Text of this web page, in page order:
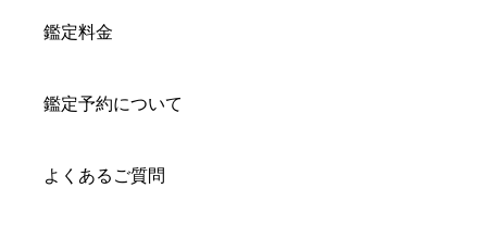
鑑定料金
鑑定予約について
よくあるご質問